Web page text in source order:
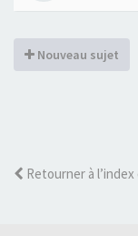
Nouveau sujet
Retourner à